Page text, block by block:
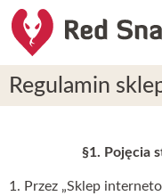
Regulamin
§1. Pojęcia
1. Przez „Sklep